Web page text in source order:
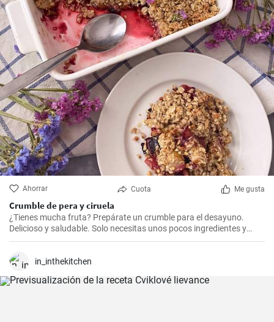
Ahorrar Cuota Me gusta
Crumble de pera y ciruela
¿Tienes mucha fruta? Prepárate un crumble para el desayuno.
Delicioso y saludable. Solo necesitas unos pocos ingredientes y
estará listo en un dos por tres.
in_inthekitchen